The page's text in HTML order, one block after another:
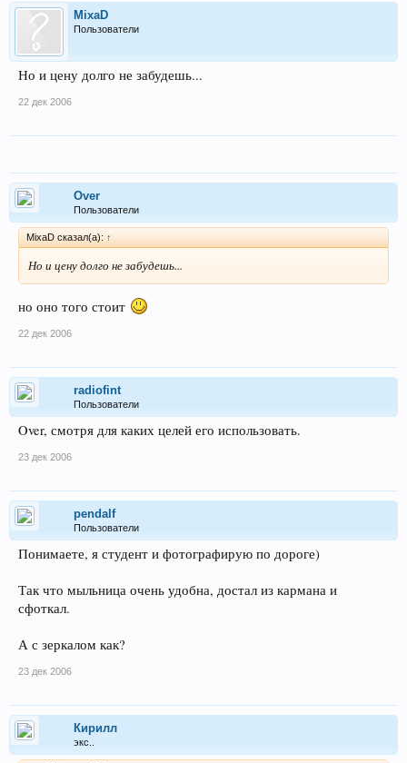
MixaD
Пользователи
Но и цену долго не забудешь...
22 дек 2006
Over
Пользователи
MixaD сказал(а): ↑
Но и цену долго не забудешь...
но оно того стоит
22 дек 2006
radiofint
Пользователи
Over, смотря для каких целей его использовать.
23 дек 2006
pendalf
Пользователи
Понимаете, я студент и фотографирую по дороге)
Так что мыльница очень удобна, достал из кармана и
сфоткал.
А с зеркалом как?
23 дек 2006
Кирилл
экс..